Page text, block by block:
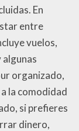
En
entre
vuelos,
organizado,
la comodidad
si prefieres
dinero,